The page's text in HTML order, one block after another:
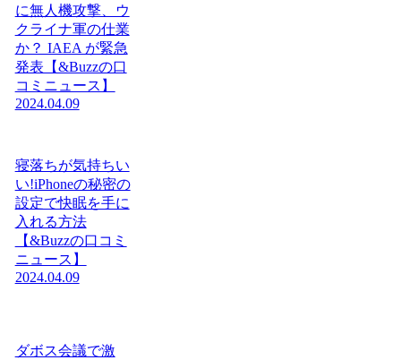
に無人機攻撃、ウ
クライナ軍の仕業
か？ IAEA が緊急
発表【&Buzzの口
コミニュース】
2024.04.09
寝落ちが気持ちい
い!iPhoneの秘密の
設定で快眠を手に
入れる方法
【&Buzzの口コミ
ニュース】
2024.04.09
ダボス会議で激